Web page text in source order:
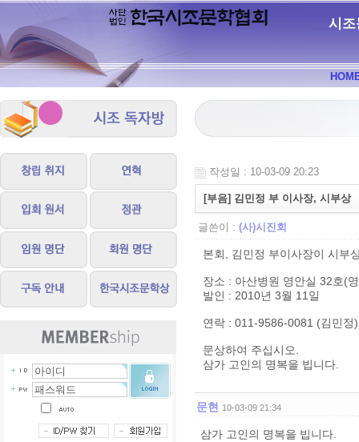
시조
작성일 : 10-03-09 20:23
[부음] 김민정 부 이사장, 시부상
글쓴이 : (사)시진회
본회, 김민정 부이사장이 시부
장소 : 아산병원 영안실 32호(
발인 : 2010년 3월 11일
연락 : 011-9586-0081 (김민정)
문상하여 주십시오.
삼가 고인의 명복을 빕니다.
문현 10-03-09 21:34
삼가 고인의 명복을 빕니다.